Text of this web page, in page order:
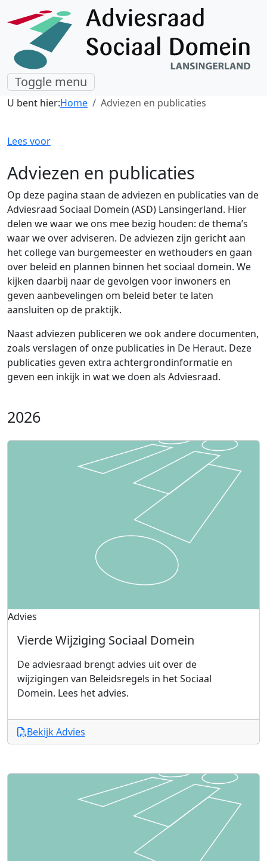
Toggle menu
U bent hier:Home Adviezen en publicaties
Lees voor
Adviezen en publicaties
Op deze pagina staan de adviezen en publicaties van de
Adviesraad Sociaal Domein (ASD) Lansingerland. Hier
delen we waar we ons mee bezig houden: de thema’s
waar we over adviseren. De adviezen zijn gericht aan
het college van burgemeester en wethouders en gaan
over beleid en plannen binnen het sociaal domein. We
kijken daarbij naar de gevolgen voor inwoners en
geven aanbevelingen om beleid beter te laten
aansluiten op de praktijk.
Naast adviezen publiceren we ook andere documenten,
zoals verslagen of onze publicaties in De Heraut. Deze
publicaties geven extra achtergrondinformatie en
geven een inkijk in wat we doen als Adviesraad.
2026
Advies
Vierde Wijziging Sociaal Domein
De adviesraad brengt advies uit over de
wijzigingen van Beleidsregels in het Sociaal
Domein. Lees het advies.
Bekijk Advies